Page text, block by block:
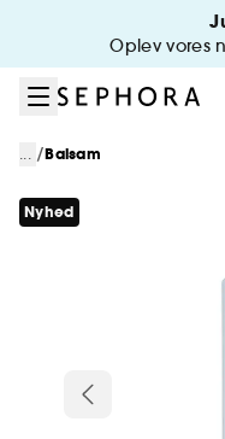
Gå til hovedindhold
Oplev vores
... /Balsam
Nyhed